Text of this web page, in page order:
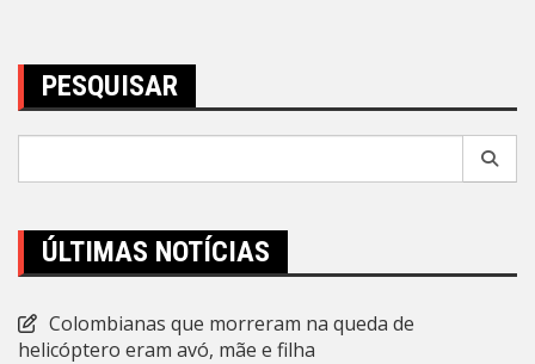
PESQUISAR
ÚLTIMAS NOTÍCIAS
Colombianas que morreram na queda de
helicóptero eram avó, mãe e filha